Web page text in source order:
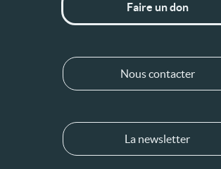
Faire un don
Nous contacter
La newsletter